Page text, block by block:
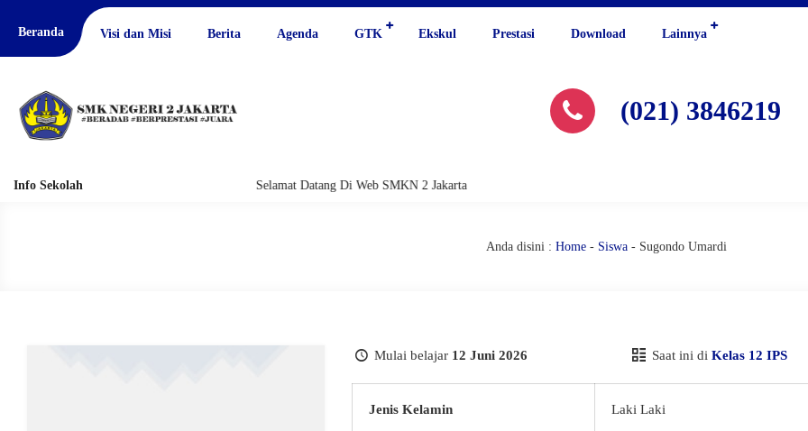
Beranda Visi dan Misi Berita Agenda GTK Ekskul Prestasi Download Lainnya
(021) 3846219
Info Sekolah Selamat Datang Di Web SMKN 2 Jakarta
Anda disini : Home- Siswa- Sugondo Umardi
Mulai belajar 12 Juni 2026 Saat ini di Kelas 12 IPS
Jenis Kelamin Laki Laki